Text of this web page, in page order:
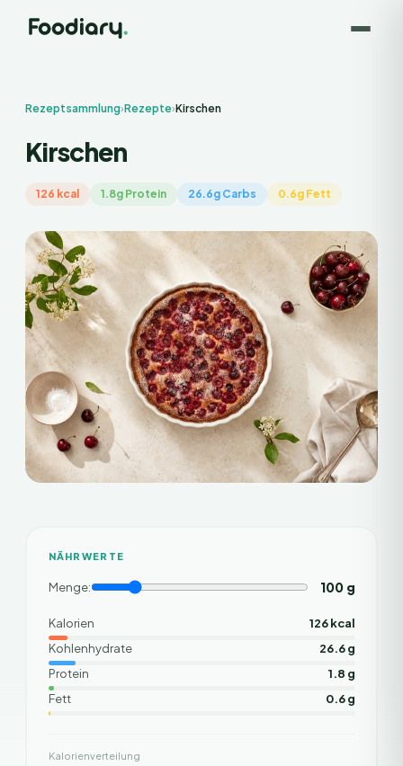
Rezeptsammlung›Rezepte›Kirschen
Kirschen
126 kcal 1.8g Protein 26.6g Carbs 0.6g Fett
NÄHRWERTE
Menge: 100g
Kalorien
126 kcal
Kohlenhydrate
26.6 g
Protein
1.8 g
Fett
0.6 g
Kalorienverteilung